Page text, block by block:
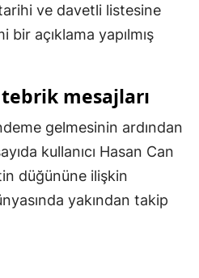
Sakarya
Siirt
Sinop
Sivas
Tekirdağ
ve davetli listesine
açıklama yapılmış
mesajları
gelmesinin ardından
kullanıcı Hasan Can
düğününe ilişkin
yakından takip